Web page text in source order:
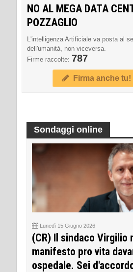
NO AL MEGA DATA
POZZAGLIO
L'intelligenza Artificiale va posta al
dell'umanità, non viceversa.
Firme raccolte: 787
Firma anche tu!
Sondaggi online
Lunedì 15 Giugno 2026
(CR) Il sindaco Virgilio
manifesto pro vita
ospedale. Sei